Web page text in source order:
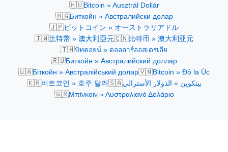
🇭🇺Bitcoin » Ausztrál Dollár
🇧🇬Биткойн » Австралийски долар
🇯🇵ビットコイン » オーストラリアドル
🇹🇼比特幣 » 澳大利亞元🇨🇳比特币 » 澳大利亚元
🇹🇭บิทคอยน์ » ดอลลาร์ออสเตรเลีย
🇷🇺Биткойн » Австралийский доллар
🇺🇦Біткойн » Австралійський долар🇻🇳Bitcoin » Đô la Úc
🇰🇷비트코인 » 호주 달러 🇸🇦بيتكوين » الدولار الأسترالي
🇬🇷Μπίνκοιν » Αυστραλιανό Δολάριο